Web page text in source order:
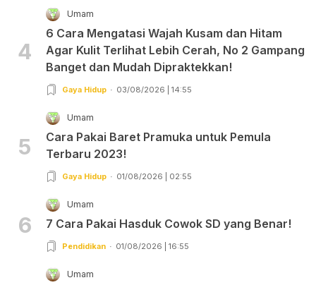
4
Umam
6 Cara Mengatasi Wajah Kusam dan Hitam
Agar Kulit Terlihat Lebih Cerah, No 2 Gampang
Banget dan Mudah Dipraktekkan!
Gaya Hidup 03/08/2026 | 14:55
5
Umam
Cara Pakai Baret Pramuka untuk Pemula
Terbaru 2023!
Gaya Hidup 01/08/2026 | 02:55
6
Umam
7 Cara Pakai Hasduk Cowok SD yang Benar!
Pendidikan 01/08/2026 | 16:55
Umam